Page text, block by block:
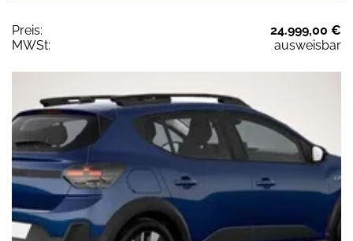
Preis:
24.999,00 €
MWSt:
ausweisbar